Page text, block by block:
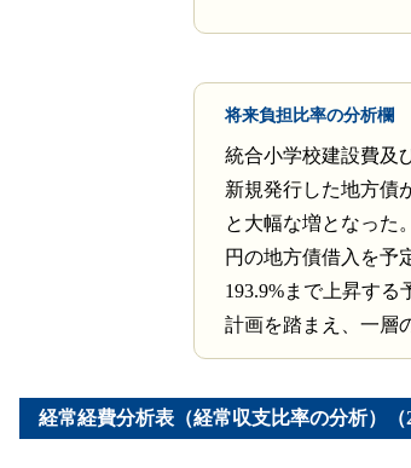
将来負担比率の分析欄
統合小学校建設費及
新規発行した地方債
と大幅な増となった
円の地方債借入を予
193.9%まで上昇す
計画を踏まえ、一層
経常経費分析表（経常収支比率の分析）（